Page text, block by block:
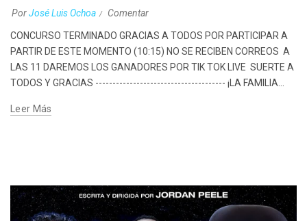
PorJosé Luis Ochoa Comentar
CONCURSO TERMINADO GRACIAS A TODOS POR PARTICIPAR A
PARTIR DE ESTE MOMENTO (10:15) NO SE RECIBEN CORREOS A
LAS 11 DAREMOS LOS GANADORES POR TIK TOK LIVE SUERTE A
TODOS Y GRACIAS -------------------------------------- ¡LA FAMILIA...
Leer Más